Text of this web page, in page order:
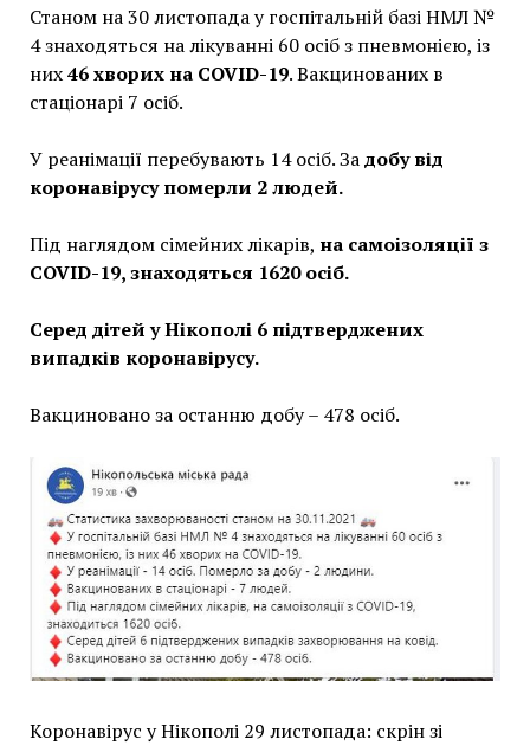
Станом на 30 листопада у госпітальній базі НМЛ №
4 знаходяться на лікуванні 60 осіб з пневмонією, із
них46хворих на COVID-19. Вакцинованих в
стаціонарі 7 осіб.
У реанімації перебувають 14 осіб. Задобу від
коронавірусу померли 2 людей.
Під наглядом сімейних лікарів, на самоізоляції з
COVID-19, знаходяться 1620 осіб.
Серед дітей у Нікополі 6 підтверджених
випадків коронавірусу.
Вакциновано за останню добу – 478 осіб.
Коронавірус у Нікополі 29 листопада: скрін зі